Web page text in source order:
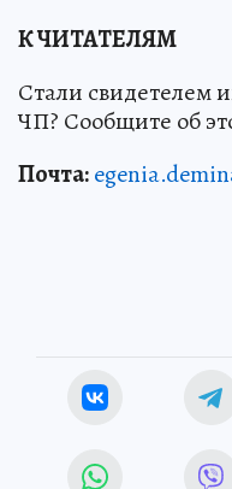
К ЧИТАТЕЛЯМ
Стали свидетелем
ЧП? Сообщите об
Почта: